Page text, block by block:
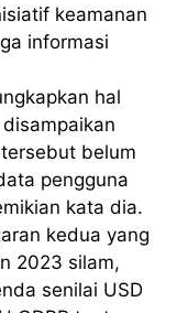
keamanan
informasi
hal
belum
pengguna
kata dia.
kedua yang
2023 silam,
senilai USD